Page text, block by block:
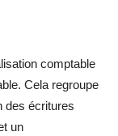
comptable
Cela regroupe
des écritures
un